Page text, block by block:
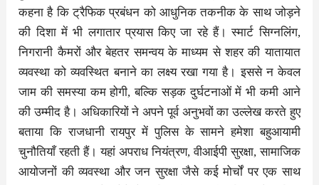
कहना है कि ट्रैफिक प्रबंधन को आधुनिक तकनीक के साथ जोड़ने
की दिशा में भी लगातार प्रयास किए जा रहे हैं। स्मार्ट सिग्नलिंग,
निगरानी कैमरों और बेहतर समन्वय के माध्यम से शहर की यातायात
व्यवस्था को व्यवस्थित बनाने का लक्ष्य रखा गया है। इससे न केवल
जाम की समस्या कम होगी, बल्कि सड़क दुर्घटनाओं में भी कमी आने
की उम्मीद है। अधिकारियों ने अपने पूर्व अनुभवों का उल्लेख करते हुए
बताया कि राजधानी रायपुर में पुलिस के सामने हमेशा बहुआयामी
चुनौतियाँ रहती हैं। यहां अपराध नियंत्रण, वीआईपी सुरक्षा, सामाजिक
आयोजनों की व्यवस्था और जन सुरक्षा जैसे कई मोर्चों पर एक साथ